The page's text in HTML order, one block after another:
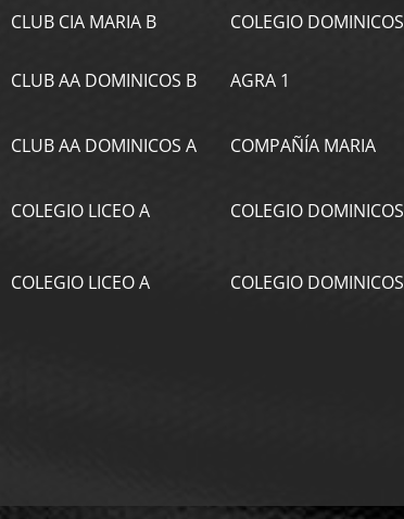
CLUB CIA MARIA B COLEGIO DOMINICOS
CLUB AA DOMINICOS B AGRA 1
CLUB AA DOMINICOS A COMPAÑÍA MARIA
COLEGIO LICEO A COLEGIO DOMINICOS
COLEGIO LICEO A COLEGIO DOMINICOS